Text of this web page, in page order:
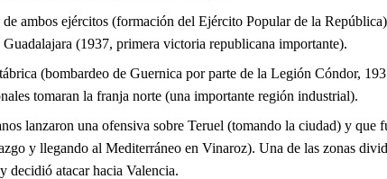
ambos ejércitos (formación del Ejército Popular de la
(1937, primera victoria republicana importante).
(bombardeo de Guernica por parte de la Legión Cóndor,
tomaran la franja norte (una importante región industrial).
lanzaron una ofensiva sobre Teruel (tomando la ciudad) y que
y llegando al Mediterráneo en Vinaroz). Una de las zonas
decidió atacar hacia Valencia.